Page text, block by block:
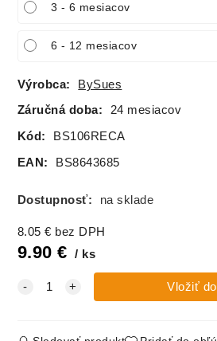
3 - 6 mesiacov
6 - 12 mesiacov
Výrobca: BySues
Záručná doba: 24 mesiacov
Kód: BS106RECA
EAN: BS8643685
Dostupnosť: na sklade
8.05 € bez DPH
9.90 € ks